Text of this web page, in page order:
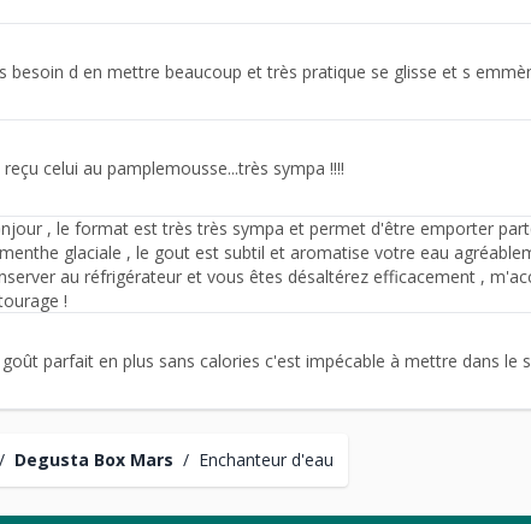
/ Degusta Box Mars / Enchanteur d'eau
besoin d en mettre beaucoup et très pratique se glisse et s
reçu celui au pamplemousse...très sympa !!!!
, le format est très très sympa et permet d'être emporter
glaciale , le gout est subtil et aromatise votre eau
au réfrigérateur et vous êtes désaltérez efficacement ,
!
parfait en plus sans calories c'est impécable à mettre dans le